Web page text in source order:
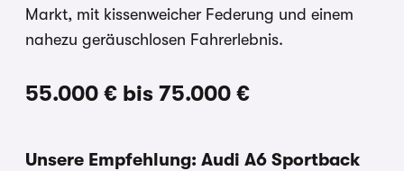
Markt, mit kissenweicher Federung und einem
nahezu geräuschlosen Fahrerlebnis.
55.000 € bis 75.000 €
Unsere Empfehlung: Audi A6 Sportback